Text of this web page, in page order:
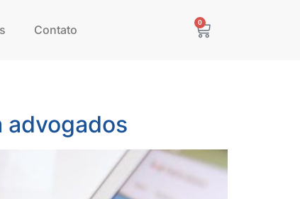
Contato
0
advogados